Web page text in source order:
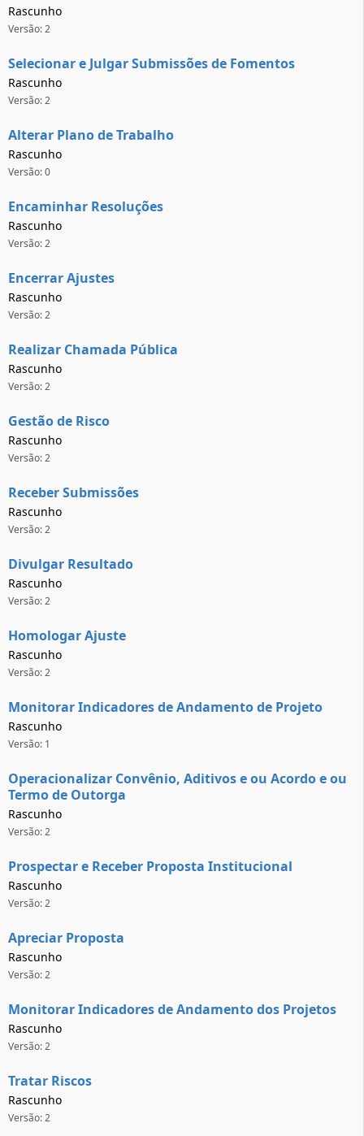
Rascunho
Versão: 2
Selecionar e Julgar Submissões de Fomentos
Rascunho
Versão: 2
Alterar Plano de Trabalho
Rascunho
Versão: 0
Encaminhar Resoluções
Rascunho
Versão: 2
Encerrar Ajustes
Rascunho
Versão: 2
Realizar Chamada Pública
Rascunho
Versão: 2
Gestão de Risco
Rascunho
Versão: 2
Receber Submissões
Rascunho
Versão: 2
Divulgar Resultado
Rascunho
Versão: 2
Homologar Ajuste
Rascunho
Versão: 2
Monitorar Indicadores de Andamento de Projeto
Rascunho
Versão: 1
Operacionalizar Convênio, Aditivos e ou Acordo e ou
Termo de Outorga
Rascunho
Versão: 2
Prospectar e Receber Proposta Institucional
Rascunho
Versão: 2
Apreciar Proposta
Rascunho
Versão: 2
Monitorar Indicadores de Andamento dos Projetos
Rascunho
Versão: 2
Tratar Riscos
Rascunho
Versão: 2